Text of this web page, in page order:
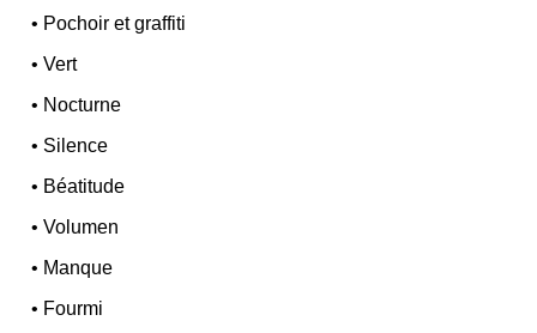
• Pochoir et graffiti
•Vert
• Nocturne
• Silence
• Béatitude
•Volumen
• Manque
• Fourmi